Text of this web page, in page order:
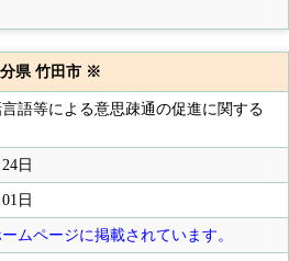
県 竹田市 ※
語等による意思疎通の促進に関する
日
日
ムページに掲載されています。